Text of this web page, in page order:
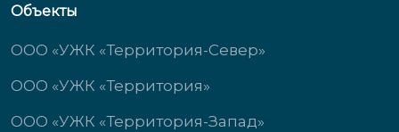
Объекты
ООО «УЖК «Территория-Север»
ООО «УЖК «Территория»
ООО «УЖК «Территория-Запад»